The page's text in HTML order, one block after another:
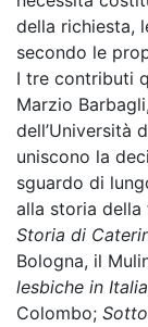
della richiesta,
secondo le
I tre contributi
Marzio
dell’Università
uniscono la
sguardo di
alla storia della
Storia di
Bologna, il
lesbiche in
Colombo;